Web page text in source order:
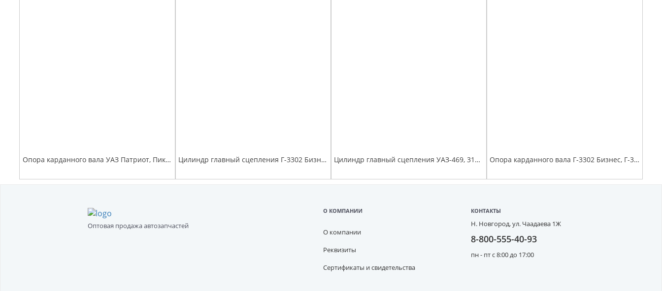
Опора карданного вала УАЗ Патриот, Пикап с кронштейном (d=29 мм) Цилиндр главный сцепления Г-3302 Бизнес, Г-А21R22 Г-ль Next Цилиндр главный сцепления УАЗ-469, 3151 Hunter с бачком Опора карданного вала Г-3302 Бизнес, Г-3302 в сб. (D=35) (болт, шайба, ст.шайба) с/о до 11.2018 (аналог TIRSAN CB.03517.05.99)
Оптовая продажа автозапчастей
О КОМПАНИИ
О компании
Реквизиты
Сертификаты и свидетельства
КОНТАКТЫ
Н. Новгород,ул. Чаадаева 1Ж
8-800-555-40-93
пн - пт с 8:00 до 17:00